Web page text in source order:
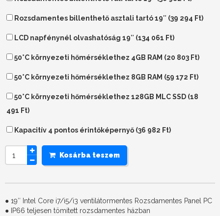
Rozsdamentes billenthető asztali tartó 19″ (39 294 Ft)
LCD napfénynél olvashatóság 19″ (134 061 Ft)
50°C környezeti hőmérséklethez 4GB RAM (20 803 Ft)
50°C környezeti hőmérséklethez 8GB RAM (59 172 Ft)
50°C környezeti hőmérséklethez 128GB MLC SSD (18
491 Ft)
Kapacitív 4 pontos érintőképernyő (36 982 Ft)
Kosárba teszem
● 19″ Intel Core i7/i5/i3 ventilátormentes Rozsdamentes Panel PC
● IP66 teljesen tömített rozsdamentes házban